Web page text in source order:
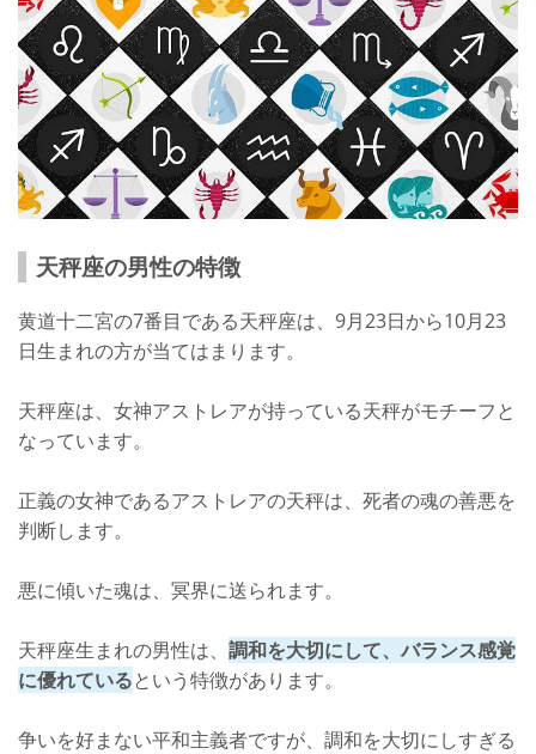
天秤座の男性の特徴
黄道十二宮の7番目である天秤座は、9月23日から10月23
日生まれの方が当てはまります。
天秤座は、女神アストレアが持っている天秤がモチーフと
なっています。
正義の女神であるアストレアの天秤は、死者の魂の善悪を
判断します。
悪に傾いた魂は、冥界に送られます。
天秤座生まれの男性は、 調和を大切にして、バランス感覚
に優れているという特徴があります。
争いを好まない平和主義者ですが、調和を大切にしすぎる